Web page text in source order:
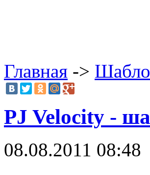
Главная ->
PJ Velocity -
08.08.2011 08:48